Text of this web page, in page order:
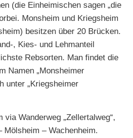
(die Einheimischen sagen „die
Monsheim und Kriegsheim
besitzen über 20 Brücken.
, Kies- und Lehmanteil
Rebsorten. Man findet die
Namen „Monsheimer
unter „Kriegsheimer
Wanderweg „Zellertalweg“,
Mölsheim – Wachenheim.